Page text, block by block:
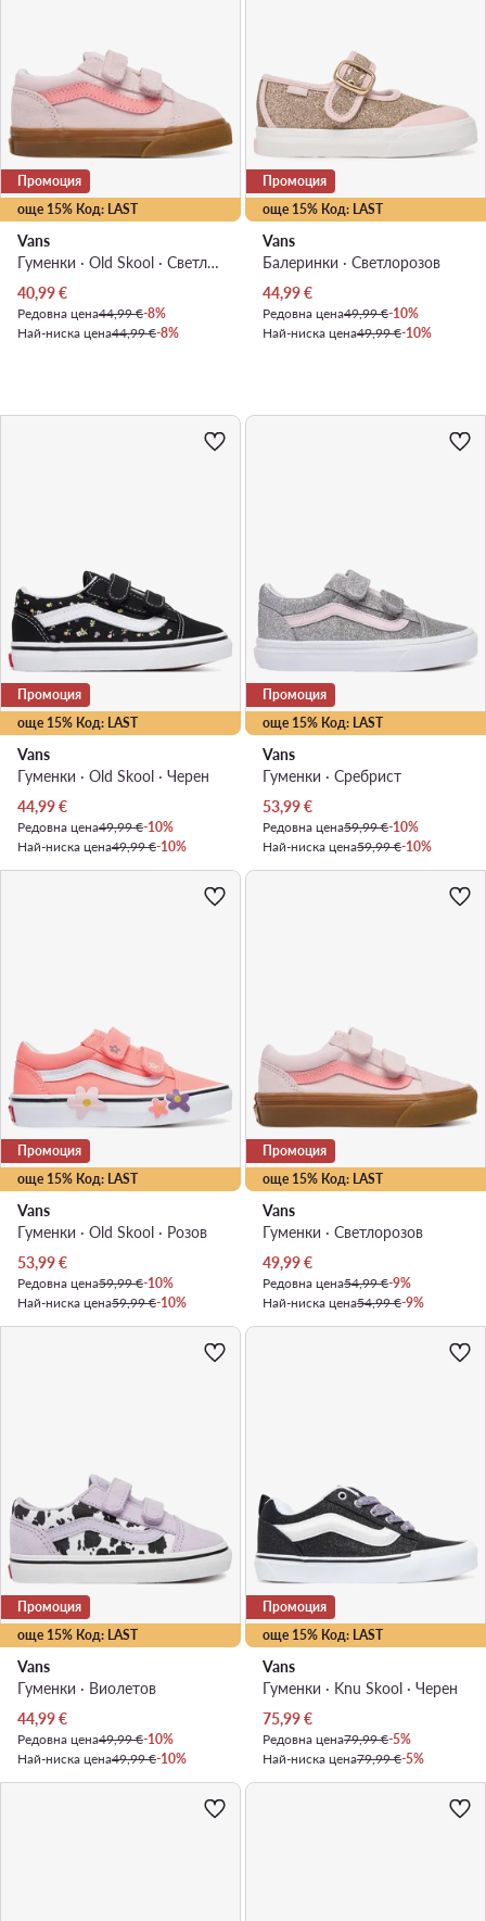
още 15% Код: LAST
Промоция
Vans
Гуменки · Old Skool · Светлорозов
Актуална цена
40,99€
Редовна цена44,99 €-8%
Най-ниска цена44,99 €-8%
още 15% Код: LAST
Промоция
Vans
Балеринки · Светлорозов
Актуална цена
44,99€
Редовна цена49,99 €-10%
Най-ниска цена49,99 €-10%
още 15% Код: LAST
Промоция
Vans
Гуменки · Old Skool · Черен
Актуална цена
44,99€
Редовна цена49,99 €-10%
Най-ниска цена49,99 €-10%
още 15% Код: LAST
Промоция
Vans
Гуменки · Сребрист
Актуална цена
53,99€
Редовна цена59,99 €-10%
Най-ниска цена59,99 €-10%
още 15% Код: LAST
Промоция
Vans
Гуменки · Old Skool · Розов
Актуална цена
53,99€
Редовна цена59,99 €-10%
Най-ниска цена59,99 €-10%
още 15% Код: LAST
Промоция
Vans
Гуменки · Светлорозов
Актуална цена
49,99€
Редовна цена54,99 €-9%
Най-ниска цена54,99 €-9%
още 15% Код: LAST
Промоция
Vans
Гуменки · Виолетов
Актуална цена
44,99€
Редовна цена49,99 €-10%
Най-ниска цена49,99 €-10%
още 15% Код: LAST
Промоция
Vans
Гуменки · Knu Skool · Черен
Актуална цена
75,99€
Редовна цена79,99 €-5%
Най-ниска цена79,99 €-5%